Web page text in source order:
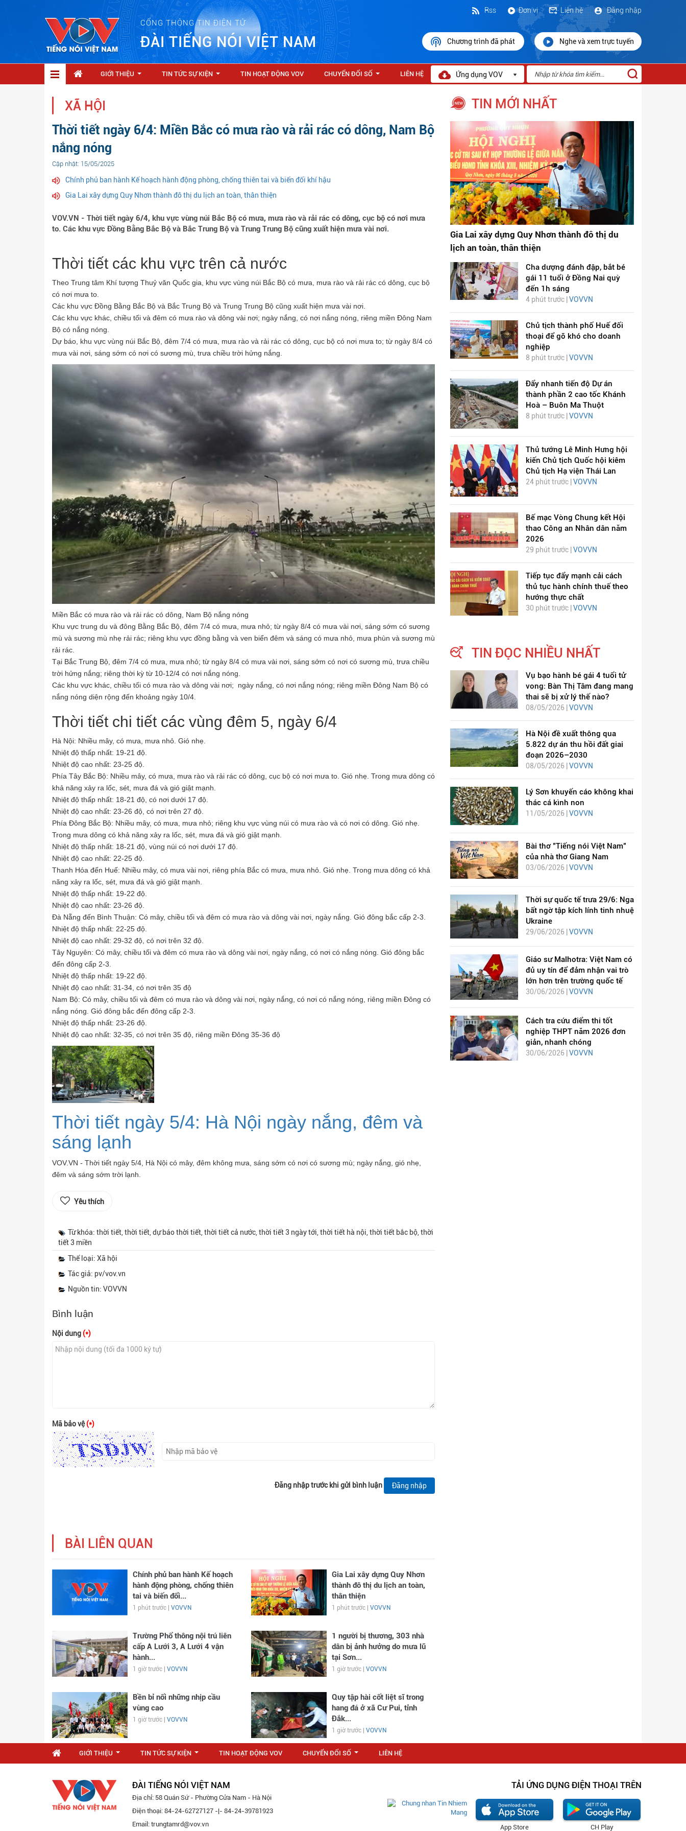
CỔNG THÔNG TIN ĐIỆN TỬ
ĐÀI TIẾNG NÓI VIỆT NAM
Đăng nhập
Liên hệ
Đơn vị
Rss
Chương trình đã phát Nghe và xem trực tuyến
GIỚI THIỆU TIN TỨC SỰ KIỆN TIN HOẠT ĐỘNG VOV CHUYỂN ĐỔI SỐ LIÊN HỆ Ứng dụng VOV
XÃ HỘI
Thời tiết ngày 6/4: Miền Bắc có mưa rào và rải rác có dông, Nam Bộ
nắng nóng
Cập nhật: 15/05/2025
Chính phủ ban hành Kế hoạch hành động phòng, chống thiên tai và biến đổi khí hậu
Gia Lai xây dựng Quy Nhơn thành đô thị du lịch an toàn, thân thiện
VOV.VN - Thời tiết ngày 6/4, khu vực vùng núi Bắc Bộ có mưa, mưa rào và rải rác có dông, cục bộ có nơi mưa
to. Các khu vực Đồng Bằng Bắc Bộ và Bắc Trung Bộ và Trung Trung Bộ cũng xuất hiện mưa vài nơi.
Thời tiết các khu vực trên cả nước
Theo Trung tâm Khí tượng Thuỷ văn Quốc gia, khu vực vùng núi Bắc Bộ có mưa, mưa rào và rải rác có dông, cục bộ
có nơi mưa to.
Các khu vực Đồng Bằng Bắc Bộ và Bắc Trung Bộ và Trung Trung Bộ cũng xuất hiện mưa vài nơi.
Các khu vực khác, chiều tối và đêm có mưa rào và dông vài nơi; ngày nắng, có nơi nắng nóng, riêng miền Đông Nam
Bộ có nắng nóng.
Dự báo, khu vực vùng núi Bắc Bộ, đêm 7/4 có mưa, mưa rào và rải rác có dông, cục bộ có nơi mưa to; từ ngày 8/4 có
mưa vài nơi, sáng sớm có nơi có sương mù, trưa chiều trời hửng nắng.
Miền Bắc có mưa rào và rải rác có dông, Nam Bộ nắng nóng
Khu vực trung du và đông Bằng Bắc Bộ, đêm 7/4 có mưa, mưa nhỏ; từ ngày 8/4 có mưa vài nơi, sáng sớm có sương
mù và sương mù nhẹ rải rác; riêng khu vực đồng bằng và ven biển đêm và sáng có mưa nhỏ, mưa phùn và sương mù
rải rác.
Tại Bắc Trung Bộ, đêm 7/4 có mưa, mưa nhỏ; từ ngày 8/4 có mưa vài nơi, sáng sớm có nơi có sương mù, trưa chiều
trời hửng nắng; riêng thời kỳ từ 10-12/4 có nơi nắng nóng.
Các khu vực khác, chiều tối có mưa rào và dông vài nơi; ngày nắng, có nơi nắng nóng; riêng miền Đông Nam Bộ có
nắng nóng diện rộng đến khoảng ngày 10/4.
Thời tiết chi tiết các vùng đêm 5, ngày 6/4
Hà Nội: Nhiều mây, có mưa, mưa nhỏ. Gió nhẹ.
Nhiệt độ thấp nhất: 19-21 độ.
Nhiệt độ cao nhất: 23-25 độ.
Phía Tây Bắc Bộ: Nhiều mây, có mưa, mưa rào và rải rác có dông, cục bộ có nơi mưa to. Gió nhẹ. Trong mưa dông có
khả năng xảy ra lốc, sét, mưa đá và gió giật mạnh.
Nhiệt độ thấp nhất: 18-21 độ, có nơi dưới 17 độ.
Nhiệt độ cao nhất: 23-26 độ, có nơi trên 27 độ.
Phía Đông Bắc Bộ: Nhiều mây, có mưa, mưa nhỏ; riêng khu vực vùng núi có mưa rào và có nơi có dông. Gió nhẹ.
Trong mưa dông có khả năng xảy ra lốc, sét, mưa đá và gió giật mạnh.
Nhiệt độ thấp nhất: 18-21 độ, vùng núi có nơi dưới 17 độ.
Nhiệt độ cao nhất: 22-25 độ.
Thanh Hóa đến Huế: Nhiều mây, có mưa vài nơi, riêng phía Bắc có mưa, mưa nhỏ. Gió nhẹ. Trong mưa dông có khả
năng xảy ra lốc, sét, mưa đá và gió giật mạnh.
Nhiệt độ thấp nhất: 19-22 độ.
Nhiệt độ cao nhất: 23-26 độ.
Đà Nẵng đến Bình Thuận: Có mây, chiều tối và đêm có mưa rào và dông vài nơi, ngày nắng. Gió đông bắc cấp 2-3.
Nhiệt độ thấp nhất: 22-25 độ.
Nhiệt độ cao nhất: 29-32 độ, có nơi trên 32 độ.
Tây Nguyên: Có mây, chiều tối và đêm có mưa rào và dông vài nơi, ngày nắng, có nơi có nắng nóng. Gió đông bắc
đến đông cấp 2-3.
Nhiệt độ thấp nhất: 19-22 độ.
Nhiệt độ cao nhất: 31-34, có nơi trên 35 độ
Nam Bộ: Có mây, chiều tối và đêm có mưa rào và dông vài nơi, ngày nắng, có nơi có nắng nóng, riêng miền Đông có
nắng nóng. Gió đông bắc đến đông cấp 2-3.
Nhiệt độ thấp nhất: 23-26 độ.
Nhiệt độ cao nhất: 32-35, có nơi trên 35 độ, riêng miền Đông 35-36 độ
Thời tiết ngày 5/4: Hà Nội ngày nắng, đêm và
sáng lạnh
VOV.VN - Thời tiết ngày 5/4, Hà Nội có mây, đêm không mưa, sáng sớm có nơi có sương mù; ngày nắng, gió nhẹ,
đêm và sáng sớm trời lạnh.
Yêu thích
Từ khóa: thời tiết, thời tiết, dự báo thời tiết, thời tiết cả nước, thời tiết 3 ngày tới, thời tiết hà nội, thời tiết bắc bộ, thời
tiết 3 miền
Thể loại: Xã hội
Tác giả: pv/vov.vn
Nguồn tin: VOVVN
Bình luận
Nội dung (*)
Mã bảo vệ(*)
Đăng nhập trước khi gửi bình luận Đăng nhập
BÀI LIÊN QUAN
Chính phủ ban hành Kế hoạch
hành động phòng, chống thiên
tai và biến đổi...
1 phút trước | VOVVN
Gia Lai xây dựng Quy Nhơn
thành đô thị du lịch an toàn,
thân thiện
1 phút trước | VOVVN
Trường Phổ thông nội trú liên
cấp A Lưới 3, A Lưới 4 vận
hành...
1 giờ trước | VOVVN
1 người bị thương, 303 nhà
dân bị ảnh hưởng do mưa lũ
tại Sơn...
1 giờ trước | VOVVN
Bền bỉ nối những nhịp cầu
vùng cao
1 giờ trước | VOVVN
Quy tập hài cốt liệt sĩ trong
hang đá ở xã Cư Pui, tỉnh
Đắk...
1 giờ trước | VOVVN
TIN MỚI NHẤT
Gia Lai xây dựng Quy Nhơn thành đô thị du
lịch an toàn, thân thiện
Cha dượng đánh đập, bắt bé
gái 11 tuổi ở Đồng Nai quỳ
đến 1h sáng
4 phút trước |VOVVN
Chủ tịch thành phố Huế đối
thoại để gỡ khó cho doanh
nghiệp
8 phút trước |VOVVN
Đẩy nhanh tiến độ Dự án
thành phần 2 cao tốc Khánh
Hoà – Buôn Ma Thuột
8 phút trước |VOVVN
Thủ tướng Lê Minh Hưng hội
kiến Chủ tịch Quốc hội kiêm
Chủ tịch Hạ viện Thái Lan
24 phút trước | VOVVN
Bế mạc Vòng Chung kết Hội
thao Công an Nhân dân năm
2026
29 phút trước | VOVVN
Tiếp tục đẩy mạnh cải cách
thủ tục hành chính thuế theo
hướng thực chất
30 phút trước | VOVVN
TIN ĐỌC NHIỀU NHẤT
Vụ bạo hành bé gái 4 tuổi tử
vong: Bàn Thị Tâm đang mang
thai sẽ bị xử lý thế nào?
08/05/2026 | VOVVN
Hà Nội đề xuất thông qua
5.822 dự án thu hồi đất giai
đoạn 2026–2030
08/05/2026 | VOVVN
Lý Sơn khuyến cáo không khai
thác cá kình non
11/05/2026 | VOVVN
Bài thơ "Tiếng nói Việt Nam"
của nhà thơ Giang Nam
03/06/2026 |VOVVN
Thời sự quốc tế trưa 29/6: Nga
bất ngờ tập kích lính tinh nhuệ
Ukraine
29/06/2026 | VOVVN
Giáo sư Malhotra: Việt Nam có
đủ uy tín để đảm nhận vai trò
lớn hơn trên trường quốc tế
30/06/2026 | VOVVN
Cách tra cứu điểm thi tốt
nghiệp THPT năm 2026 đơn
giản, nhanh chóng
30/06/2026 |VOVVN
GIỚI THIỆU TIN TỨC SỰ KIỆN TIN HOẠT ĐỘNG VOV CHUYỂN ĐỔI SỐ LIÊN HỆ
ĐÀI TIẾNG NÓI VIỆT NAM
Địa chỉ: 58 Quán Sứ - Phường Cửa Nam - Hà Nội
Điện thoại: 84-24-62727127 -|- 84-24-39781923
Email: trungtamrd@vov.vn
TẢI ỨNG DỤNG ĐIỆN THOẠI TRÊN
CH Play
App Store